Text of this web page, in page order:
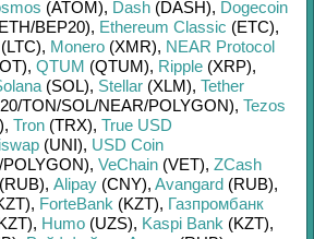
(ATOM), Dash (DASH), Dogecoin
BEP20), Ethereum Classic (ETC),
(LTC), Monero (XMR), NEAR Protocol
, QTUM (QTUM), Ripple (XRP),
(SOL), Stellar (XLM), Tether
TON/SOL/NEAR/POLYGON), Tezos
, Tron (TRX), True USD
(UNI), USD Coin
POLYGON), VeChain (VET), ZCash
(RUB), Alipay (CNY), Avangard (RUB),
, ForteBank (KZT), Газпромбанк
, Humo (UZS), Kaspi Bank (KZT),